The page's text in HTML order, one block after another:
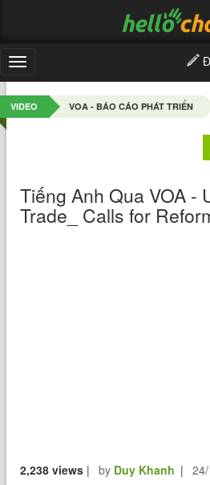
Toggle
navigation
VIDEO VOA - BÁO CÁO PHÁT TRIỂN
Tiếng Anh Qua VOA -
Trade_ Calls for
2,238 views | by Duy Khanh |